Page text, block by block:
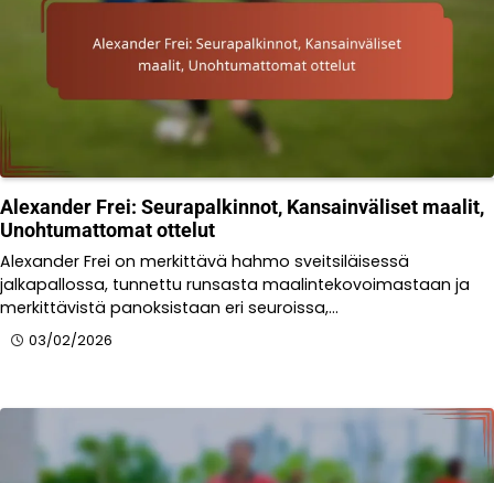
Alexander Frei: Seurapalkinnot, Kansainväliset maalit,
Unohtumattomat ottelut
Alexander Frei on merkittävä hahmo sveitsiläisessä
jalkapallossa, tunnettu runsasta maalintekovoimastaan ja
merkittävistä panoksistaan eri seuroissa,…
03/02/2026